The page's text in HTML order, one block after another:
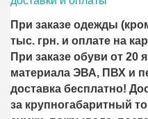
При заказе одежды
тыс. грн. и оплате на
При заказе обуви от 20
материала ЭВА, ПВХ и
доставка бесплатно!
за крупногабаритный